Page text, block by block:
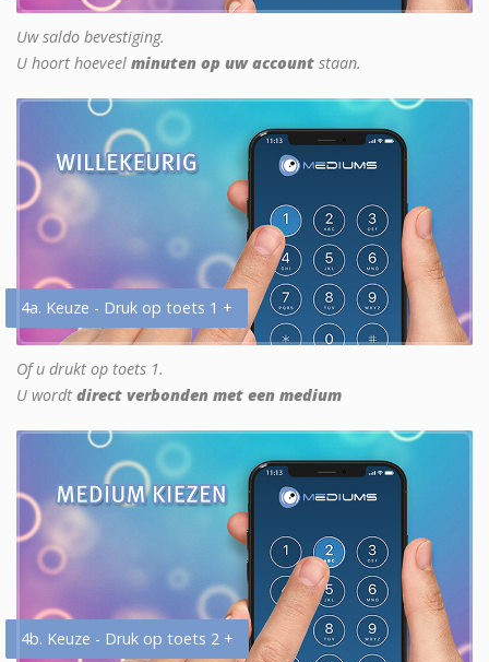
Uw saldo bevestiging.
U hoort hoeveel minuten op uw account staan.
4a. Keuze - Druk op toets 1 +
Of u drukt op toets 1.
U wordt direct verbonden met een medium
4b. Keuze - Druk op toets 2 +